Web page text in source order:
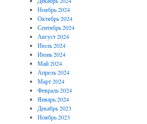
Ноябрь 2024
Октябрь 2024
Сентябрь 2024
Август 2024
Июль 2024
Июнь 2024
Май 2024
Апрель 2024
Март 2024
Февраль 2024
Январь 2024
Декабрь 2023
Ноябрь 2023